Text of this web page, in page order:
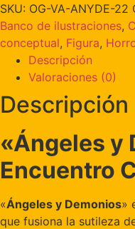
SKU: OG-VA-ANYDE-22
Banco de ilustraciones,
conceptual, Figura,
Descripción
Valoraciones (0)
Descripción
«Ángeles y
Encuentro
«Ángeles y Demonios»
que fusiona la sutileza